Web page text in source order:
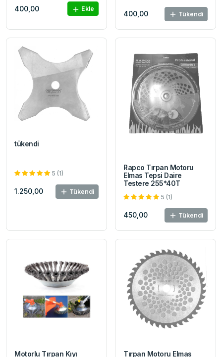
400,00 Ekle
400,00 Tükendi
tükendi
5 (1)
1.250,00 Tükendi
Rapco Tırpan Motoru
Elmas Tepsi Daire
Testere 255*40T
5 (1)
450,00 Tükendi
Motorlu Tırpan Kıyı Tırpan Motoru Elmas